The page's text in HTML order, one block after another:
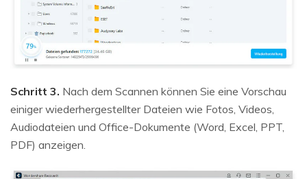
Schritt 3. Nach dem Scannen können Sie eine Vorschau
einiger wiederhergestellter Dateien wie Fotos, Videos,
Audiodateien und Office-Dokumente (Word, Excel, PPT,
PDF) anzeigen.